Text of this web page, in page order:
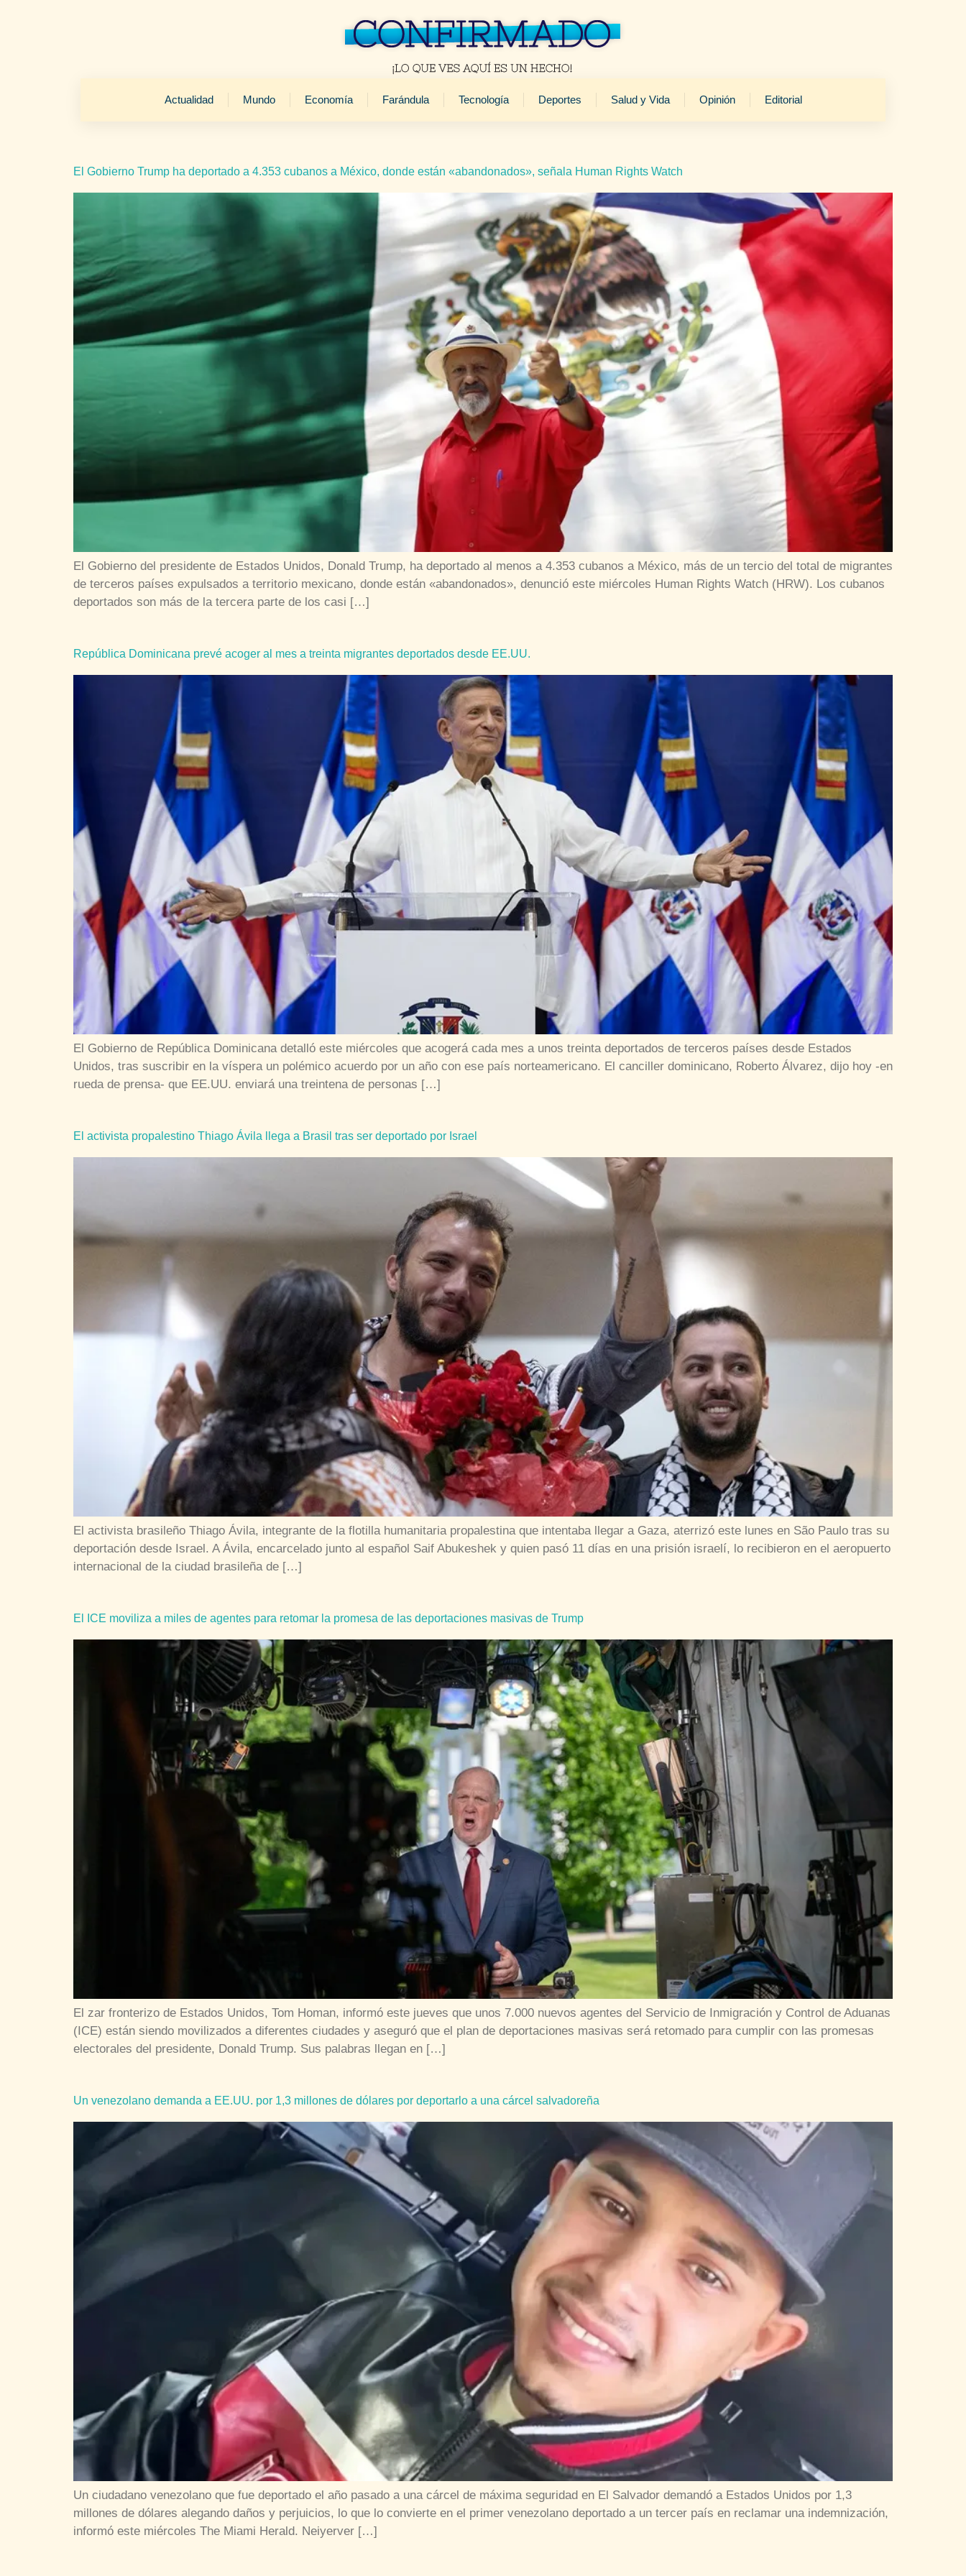
Actualidad Mundo Economía Farándula Tecnología Deportes Salud y Vida Opinión Editorial
El Gobierno Trump ha deportado a 4.353 cubanos a México, donde están «abandonados», señala Human Rights Watch
El Gobierno del presidente de Estados Unidos, Donald Trump, ha deportado al menos a 4.353 cubanos a México, más de un tercio del total de migrantes
de terceros países expulsados a territorio mexicano, donde están «abandonados», denunció este miércoles Human Rights Watch (HRW). Los cubanos
deportados son más de la tercera parte de los casi […]
República Dominicana prevé acoger al mes a treinta migrantes deportados desde EE.UU.
El Gobierno de República Dominicana detalló este miércoles que acogerá cada mes a unos treinta deportados de terceros países desde Estados
Unidos, tras suscribir en la víspera un polémico acuerdo por un año con ese país norteamericano. El canciller dominicano, Roberto Álvarez, dijo hoy -en
rueda de prensa- que EE.UU. enviará una treintena de personas […]
El activista propalestino Thiago Ávila llega a Brasil tras ser deportado por Israel
El activista brasileño Thiago Ávila, integrante de la flotilla humanitaria propalestina que intentaba llegar a Gaza, aterrizó este lunes en São Paulo tras su
deportación desde Israel. A Ávila, encarcelado junto al español Saif Abukeshek y quien pasó 11 días en una prisión israelí, lo recibieron en el aeropuerto
internacional de la ciudad brasileña de […]
El ICE moviliza a miles de agentes para retomar la promesa de las deportaciones masivas de Trump
El zar fronterizo de Estados Unidos, Tom Homan, informó este jueves que unos 7.000 nuevos agentes del Servicio de Inmigración y Control de Aduanas
(ICE) están siendo movilizados a diferentes ciudades y aseguró que el plan de deportaciones masivas será retomado para cumplir con las promesas
electorales del presidente, Donald Trump. Sus palabras llegan en […]
Un venezolano demanda a EE.UU. por 1,3 millones de dólares por deportarlo a una cárcel salvadoreña
Un ciudadano venezolano que fue deportado el año pasado a una cárcel de máxima seguridad en El Salvador demandó a Estados Unidos por 1,3
millones de dólares alegando daños y perjuicios, lo que lo convierte en el primer venezolano deportado a un tercer país en reclamar una indemnización,
informó este miércoles The Miami Herald. Neiyerver […]